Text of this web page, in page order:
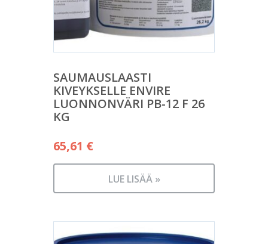
SAUMAUSLAASTI
KIVEYKSELLE ENVIRE
LUONNONVÄRI PB-12 F 26
KG
65,61 €
LUE LISÄÄ »